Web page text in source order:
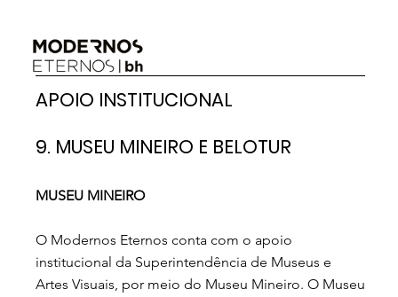
APOIO INSTITUCIONAL
9. MUSEU MINEIRO E BELOTUR
MUSEU MINEIRO
O Modernos Eternos conta com o apoio
institucional da Superintendência de Museus e
Artes Visuais, por meio do Museu Mineiro. O Museu